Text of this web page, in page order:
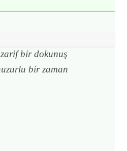
bir dokunuş
bir zaman